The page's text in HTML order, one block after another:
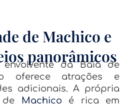
de Machico e
panorâmicos
da Baía de
oferece atrações e
adicionais. A própria
de Machico é rica em